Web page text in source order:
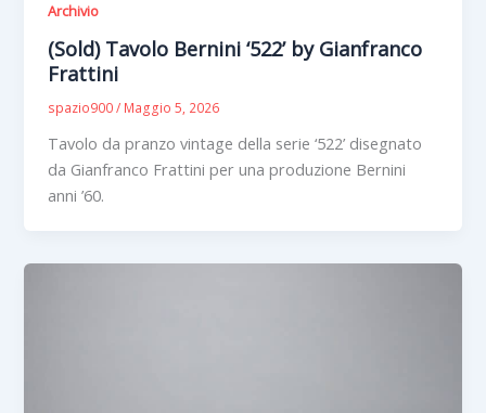
Archivio
(Sold) Tavolo Bernini ‘522’ by Gianfranco
Frattini
spazio900/ Maggio 5, 2026
Tavolo da pranzo vintage della serie ‘522’ disegnato
da Gianfranco Frattini per una produzione Bernini
anni ’60.